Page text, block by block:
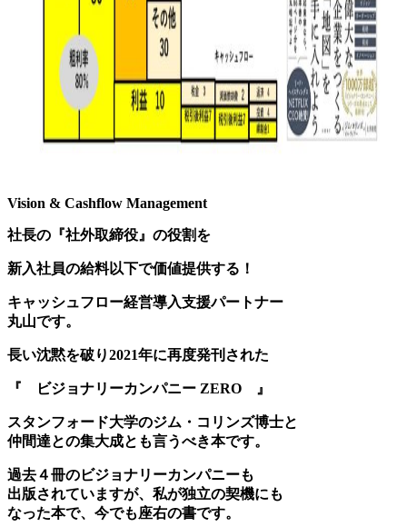
Vision & Cashflow Management
社長の『社外取締役』の役割を
新入社員の給料以下で価値提供する！
キャッシュフロー経営導入支援パートナー
丸山です。
長い沈黙を破り2021年に再度発刊された
『 ビジョナリーカンパニー ZERO 』
スタンフォード大学のジム・コリンズ博士と
仲間達との集大成とも言うべき本です。
過去４冊のビジョナリーカンパニーも
出版されていますが、私が独立の契機にも
なった本で、今でも座右の書です。